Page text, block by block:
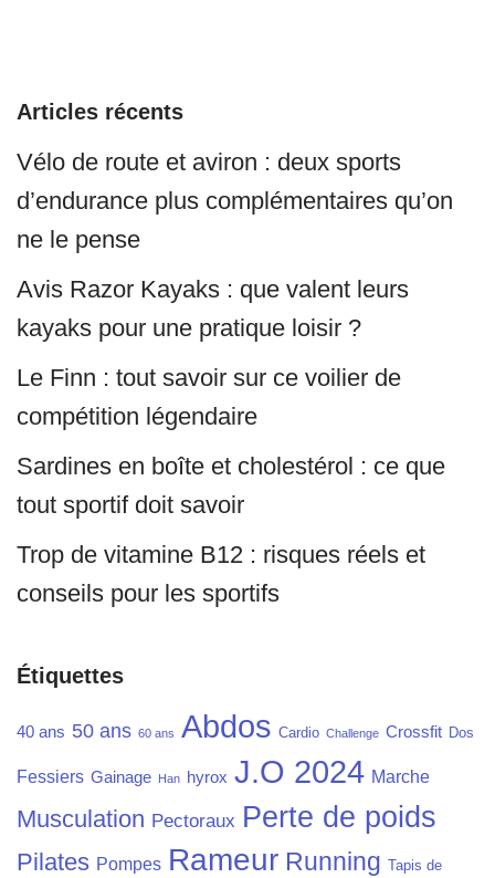
Articles récents
Vélo de route et aviron : deux sports
d’endurance plus complémentaires qu’on
ne le pense
Avis Razor Kayaks : que valent leurs
kayaks pour une pratique loisir ?
Le Finn : tout savoir sur ce voilier de
compétition légendaire
Sardines en boîte et cholestérol : ce que
tout sportif doit savoir
Trop de vitamine B12 : risques réels et
conseils pour les sportifs
Étiquettes
40 ans 50 ans 60 ans Abdos Cardio Challenge Crossfit Dos
Fessiers Gainage Han hyrox J.O 2024 Marche
Musculation Pectoraux Perte de poids
Pilates Pompes Rameur Running Tapis de